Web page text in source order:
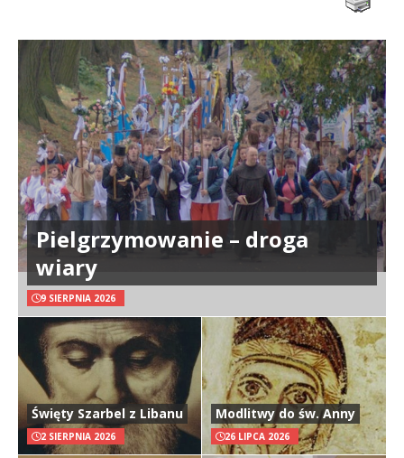
Pielgrzymowanie – droga
wiary
9 SIERPNIA 2026
Święty Szarbel z Libanu
2 SIERPNIA 2026
Modlitwy do św. Anny
26 LIPCA 2026